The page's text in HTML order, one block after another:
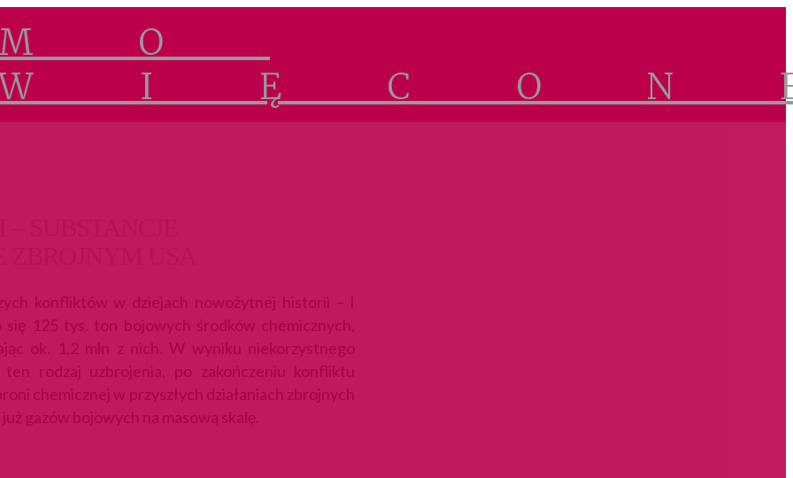
SUBSTANCJE
USA
konfliktów w dziejach nowożytnej historii – I
się 125 tys. ton bojowych środków chemicznych,
ok. 1,2 mln z nich. W wyniku niekorzystnego
rodzaj uzbrojenia, po zakończeniu konfliktu
chemicznej w przyszłych działaniach zbrojnych
gazów bojowych na masową skalę.